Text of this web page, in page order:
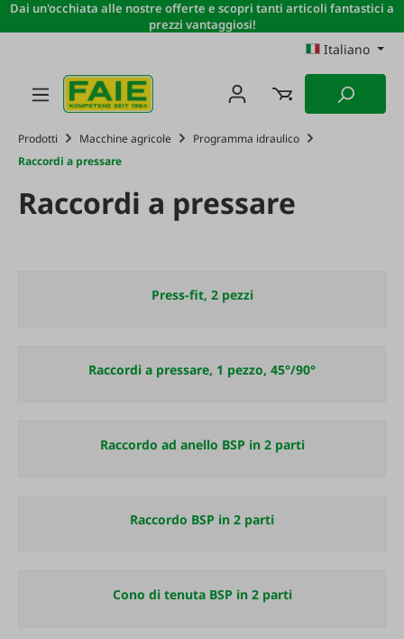
Passa al contenuto principale
Dai un'occhiata alle nostre offerte e scopri tanti articoli fantastici a
prezzi vantaggiosi!
Italiano
Prodotti Macchine agricole
Programma idraulico
Raccordi a pressare
Raccordi a pressare
Press-fit, 2 pezzi
Raccordi a pressare, 1 pezzo, 45°/90°
Raccordo ad anello BSP in 2 parti
Raccordo BSP in 2 parti
Cono di tenuta BSP in 2 parti